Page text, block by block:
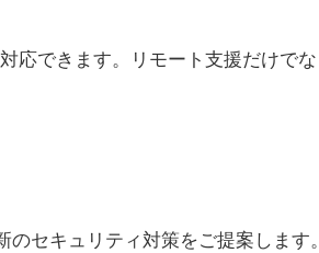
応できます。リモート支援だけでな
セキュリティ対策をご提案します。